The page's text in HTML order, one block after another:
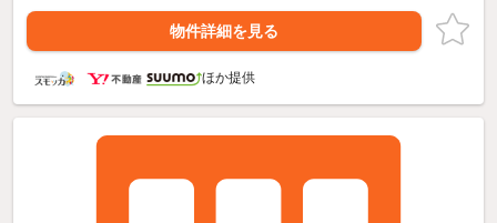
物件詳細を見る
ほか提供